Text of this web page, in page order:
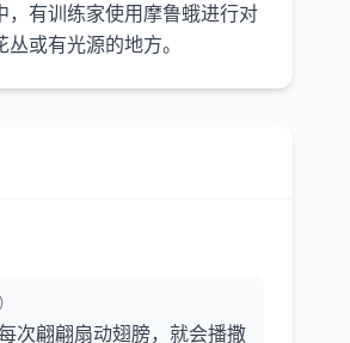
有训练家使用摩鲁蛾进行对
次翩翩扇动翅膀，就会播撒